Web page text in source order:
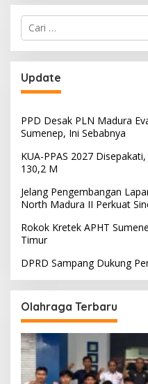
Cari
untuk:
Update
PPD Desak PLN Madura
Sumenep, Ini Sebabnya
KUA-PPAS 2027
130,2 M
Jelang Pengembangan
North Madura II Perkuat
Rokok Kretek APHT
Timur
DPRD Sampang Dukung
Olahraga Terbaru